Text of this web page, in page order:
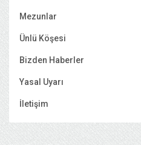
Mezunlar
Ünlü Köşesi
Bizden Haberler
Yasal Uyarı
İletişim